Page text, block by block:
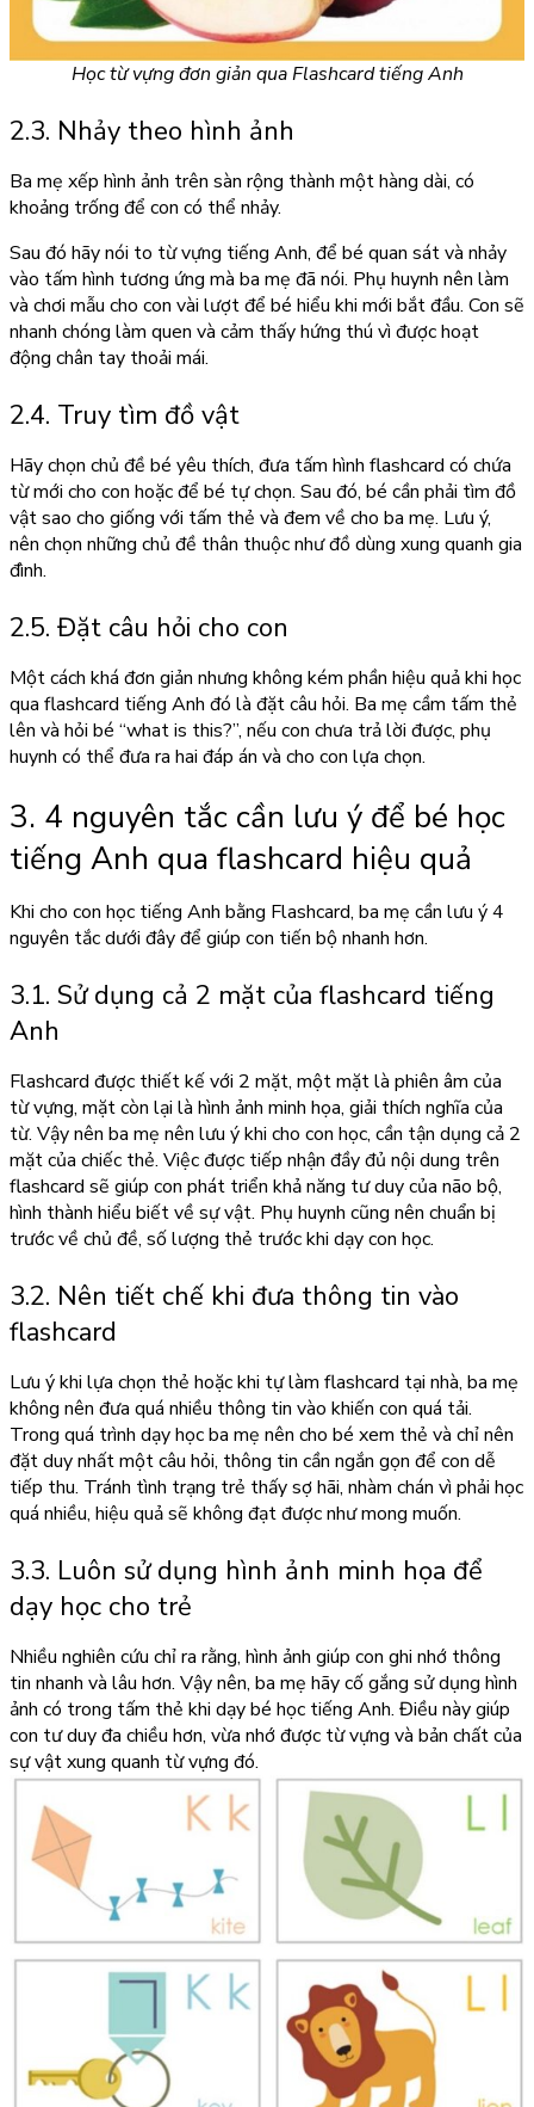
Học từ vựng đơn giản qua Flashcard tiếng Anh
2.3. Nhảy theo hình ảnh
Ba mẹ xếp hình ảnh trên sàn rộng thành một hàng dài, có
khoảng trống để con có thể nhảy.
Sau đó hãy nói to từ vựng tiếng Anh, để bé quan sát và nhảy
vào tấm hình tương ứng mà ba mẹ đã nói. Phụ huynh nên làm
và chơi mẫu cho con vài lượt để bé hiểu khi mới bắt đầu. Con sẽ
nhanh chóng làm quen và cảm thấy hứng thú vì được hoạt
động chân tay thoải mái.
2.4. Truy tìm đồ vật
Hãy chọn chủ đề bé yêu thích, đưa tấm hình flashcard có chứa
từ mới cho con hoặc để bé tự chọn. Sau đó, bé cần phải tìm đồ
vật sao cho giống với tấm thẻ và đem về cho ba mẹ. Lưu ý,
nên chọn những chủ đề thân thuộc như đồ dùng xung quanh gia
đình.
2.5. Đặt câu hỏi cho con
Một cách khá đơn giản nhưng không kém phần hiệu quả khi học
qua flashcard tiếng Anh đó là đặt câu hỏi. Ba mẹ cầm tấm thẻ
lên và hỏi bé “what is this?”, nếu con chưa trả lời được, phụ
huynh có thể đưa ra hai đáp án và cho con lựa chọn.
3. 4 nguyên tắc cần lưu ý để bé học
tiếng Anh qua flashcard hiệu quả
Khi cho con học tiếng Anh bằng Flashcard, ba mẹ cần lưu ý 4
nguyên tắc dưới đây để giúp con tiến bộ nhanh hơn.
3.1. Sử dụng cả 2 mặt của flashcard tiếng
Anh
Flashcard được thiết kế với 2 mặt, một mặt là phiên âm của
từ vựng, mặt còn lại là hình ảnh minh họa, giải thích nghĩa của
từ. Vậy nên ba mẹ nên lưu ý khi cho con học, cần tận dụng cả 2
mặt của chiếc thẻ. Việc được tiếp nhận đầy đủ nội dung trên
flashcard sẽ giúp con phát triển khả năng tư duy của não bộ,
hình thành hiểu biết về sự vật. Phụ huynh cũng nên chuẩn bị
trước về chủ đề, số lượng thẻ trước khi dạy con học.
3.2. Nên tiết chế khi đưa thông tin vào
flashcard
Lưu ý khi lựa chọn thẻ hoặc khi tự làm flashcard tại nhà, ba mẹ
không nên đưa quá nhiều thông tin vào khiến con quá tải.
Trong quá trình dạy học ba mẹ nên cho bé xem thẻ và chỉ nên
đặt duy nhất một câu hỏi, thông tin cần ngắn gọn để con dễ
tiếp thu. Tránh tình trạng trẻ thấy sợ hãi, nhàm chán vì phải học
quá nhiều, hiệu quả sẽ không đạt được như mong muốn.
3.3. Luôn sử dụng hình ảnh minh họa để
dạy học cho trẻ
Nhiều nghiên cứu chỉ ra rằng, hình ảnh giúp con ghi nhớ thông
tin nhanh và lâu hơn. Vậy nên, ba mẹ hãy cố gắng sử dụng hình
ảnh có trong tấm thẻ khi dạy bé học tiếng Anh. Điều này giúp
con tư duy đa chiều hơn, vừa nhớ được từ vựng và bản chất của
sự vật xung quanh từ vựng đó.